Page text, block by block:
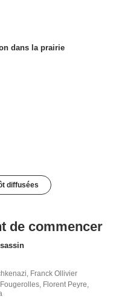
dans la prairie
diffusées
de commencer
, Franck Ollivier
, Florent Peyre,